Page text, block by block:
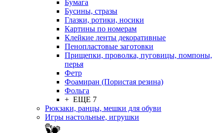
Бумага
Бусины, стразы
Глазки, ротики, носики
Картины по номерам
Клейкие ленты декоративные
Пенопластовые заготовки
Прищепки, проволка, пуговицы, помпоны,
перья
Фетр
Фоамиран (Пористая резина)
Фольга
+ ЕЩЕ 7
Рюкзаки, ранцы, мешки для обуви
Игры настольные, игрушки